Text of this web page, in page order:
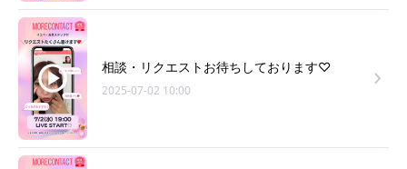
相談・リクエストお待ちしております♡
2025-07-02 10:00